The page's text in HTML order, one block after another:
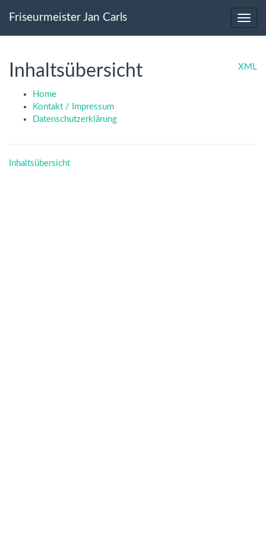
Friseurmeister Jan Carls
XML
Inhaltsübersicht
Home
Kontakt / Impressum
Datenschutzerklärung
Inhaltsübersicht